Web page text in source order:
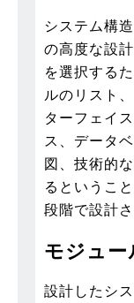
システム構
の高度な設
を選択する
ルのリスト
ターフェイ
ス、データ
図、技術的
るというこ
段階で設計
モジュー
設計したシ